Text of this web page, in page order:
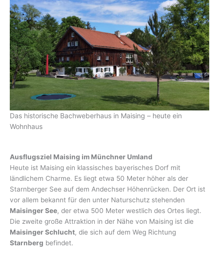
Das historische Bachweberhaus in Maising – heute ein
Wohnhaus
Ausflugsziel Maising im Münchner Umland
Heute ist Maising ein klassisches bayerisches Dorf mit
ländlichem Charme. Es liegt etwa 50 Meter höher als der
Starnberger See auf dem Andechser Höhenrücken. Der Ort ist
vor allem bekannt für den unter Naturschutz stehenden
Maisinger See, der etwa 500 Meter westlich des Ortes liegt.
Die zweite große Attraktion in der Nähe von Maising ist die
Maisinger Schlucht, die sich auf dem Weg Richtung
Starnberg befindet.